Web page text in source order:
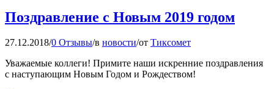
Поздравление с Новым 2019 годом
27.12.2018/0 Отзывы/в новости/от Тиксомет
Уважаемые коллеги! Примите наши искренние поздравления
с наступающим Новым Годом и Рождеством!